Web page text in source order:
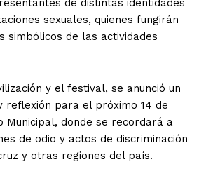
de distintas identidades
sexuales, quienes fungirán
simbólicos de las actividades
y el festival, se anunció un
reflexión para el próximo 14 de
Municipal, donde se recordará a
de odio y actos de discriminación
y otras regiones del país.